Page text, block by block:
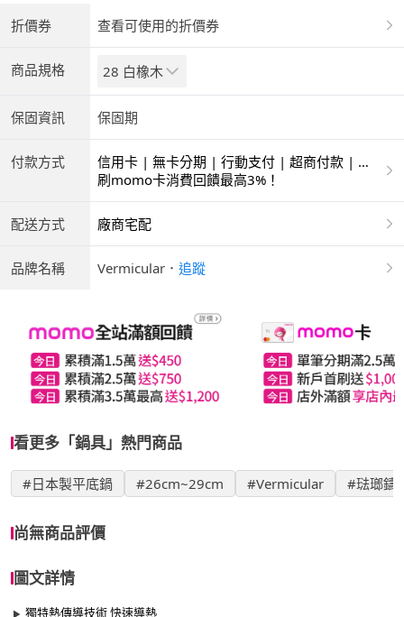
折價券 查看可使用的折價券
商品規格 28 白橡木
保固資訊 保固期
付款方式
信用卡 | 無卡分期 | 行動支付 | 超商付款 | 銀
聯卡
刷momo卡消費回饋最高3%！
配送方式 廠商宅配
品牌名稱 Vermicular ． 追蹤
看更多「鍋具」熱門商品
#日本製平底鍋 #26cm~29cm #Vermicular #琺瑯鑄
尚無商品評價
圖文詳情
獨特熱傳導技術 快速導熱